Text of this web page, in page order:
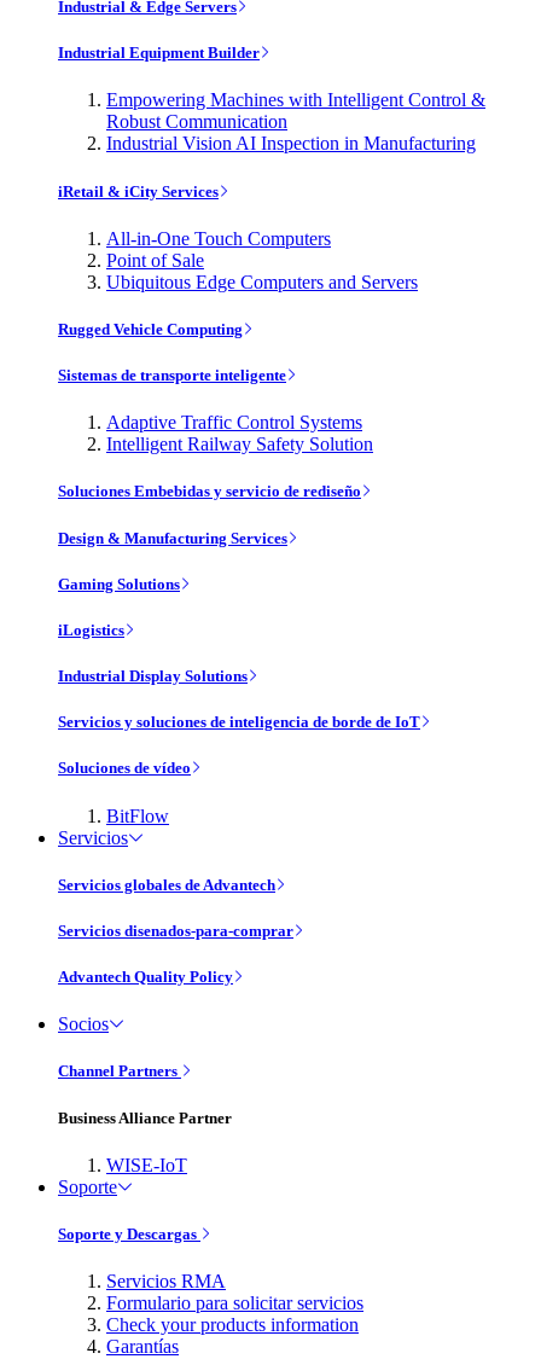
Industrial & Edge Servers
Industrial Equipment Builder
Empowering Machines with Intelligent Control &
Robust Communication
Industrial Vision AI Inspection in Manufacturing
iRetail & iCity Services
All-in-One Touch Computers
Point of Sale
Ubiquitous Edge Computers and Servers
Rugged Vehicle Computing
Sistemas de transporte inteligente
Adaptive Traffic Control Systems
Intelligent Railway Safety Solution
Soluciones Embebidas y servicio de rediseño
Design & Manufacturing Services
Gaming Solutions
iLogistics
Industrial Display Solutions
Servicios y soluciones de inteligencia de borde de IoT
Soluciones de vídeo
BitFlow
Servicios
Servicios globales de Advantech
Servicios disenados-para-comprar
Advantech Quality Policy
Socios
Channel Partners
Business Alliance Partner
WISE-IoT
Soporte
Soporte y Descargas
Servicios RMA
Formulario para solicitar servicios
Check your products information
Garantías